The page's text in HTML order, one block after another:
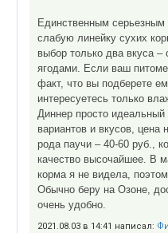
Единственным серьезным
слабую линейку сухих
выбор только два вкуса –
ягодами. Если ваш
факт, что вы подберете
интересуетесь только
Диннер просто
вариантов и вкусов, цена
рода паучи – 40-60 руб.,
качество высочайшее. В
корма я не видела,
Обычно беру на Озоне,
очень удобно.
2021.08.03 в 14:41 написал: